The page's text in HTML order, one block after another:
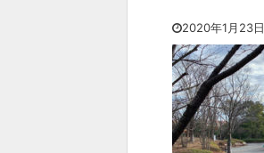
2020年1月23日